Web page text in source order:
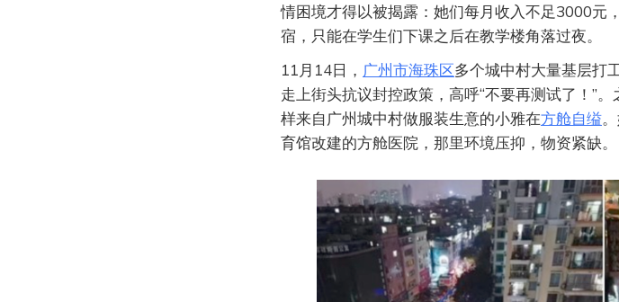
情困境才得以被揭露：她们每月收入不足3000元
宿，只能在学生们下课之后在教学楼角落过夜。
11月14日， 广州市海珠区多个城中村大量基层打
走上街头抗议封控政策，高呼“不要再测试了！”
样来自广州城中村做服装生意的小雅在方舱自缢
育馆改建的方舱医院，那里环境压抑，物资紧缺。